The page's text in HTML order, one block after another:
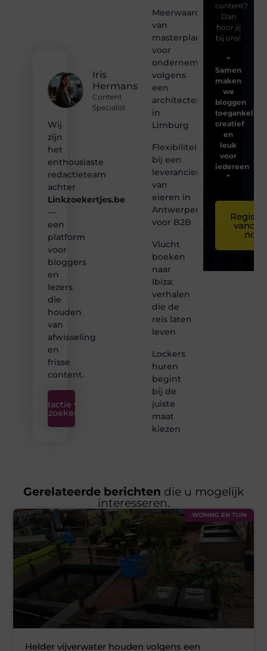
Iris
Hermans
Content
Specialist
Wij
zijn
het
enthousiaste
redactieteam
achter
Linkzoekertjes.be
—
een
platform
voor
bloggers
en
lezers
die
houden
van
afwisseling
en
frisse
content.
Redactie van
Linkzoekertjes
Meerwaarde
van
masterplanning
voor
ondernemingen
volgens
een
architectenbureau
in
Limburg
Flexibiliteit
bij een
leverancier
van
eieren in
Antwerpen
voor B2B
Vlucht
boeken
naar
Ibiza:
verhalen
die de
reis laten
leven
Lockers
huren
begint
bij de
juiste
maat
kiezen
content?
Dan
hoor jij
bij ons!
❝
Samen
maken
we
bloggen
toegankelijk,
creatief
en
leuk
voor
iedereen
❞
nog
Gerelateerde berichten die u mogelijk
interesseren.
WONING EN TUIN
Helder vijverwater houden volgens een